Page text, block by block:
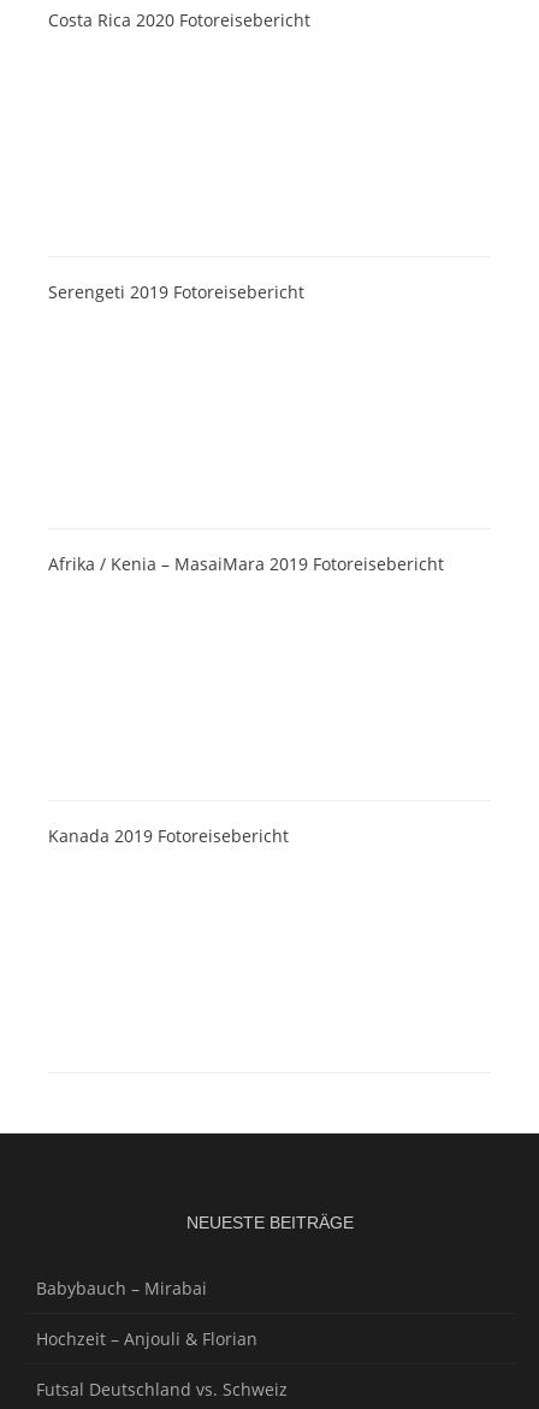
Costa Rica 2020 Fotoreisebericht
Serengeti 2019 Fotoreisebericht
Afrika / Kenia – MasaiMara 2019 Fotoreisebericht
Kanada 2019 Fotoreisebericht
NEUESTE BEITRÄGE
Babybauch – Mirabai
Hochzeit – Anjouli & Florian
Futsal Deutschland vs. Schweiz